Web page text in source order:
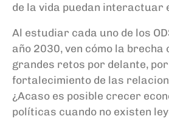
de la vida puedan interactuar
Al estudiar cada uno de los
año 2030, ven cómo la
grandes retos por delante, po
fortalecimiento de las
¿Acaso es posible crecer
políticas cuando no existen